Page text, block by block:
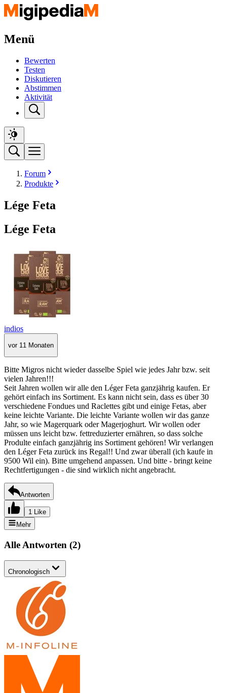
Menü
Bewerten
Testen
Diskutieren
Abstimmen
Aktivität
Forum
Produkte
Lége Feta
Lége Feta
indios
vor 11 Monaten
Bitte Migros nicht wieder dasselbe Spiel wie jedes Jahr bzw. seit
vielen Jahren!!!
Seit Jahren wollen wir alle den Léger Feta ganzjährig kaufen. Er
gehört einfach ins Sortiment. Es kann nicht sein, dass es über 30
verschiedene Fondues und Raclettes gibt und einige Fetas, aber
keine leichte Variante. Die leichte Variante wollen wir das ganze
Jahr, so wie Magerquark oder Magerjoghurt. Wir wollen oder
müssen uns leicht bzw. fettreduzierter ernähren, so dass solche
Produlte einfach ganzjährig ins Sortiment gehören! Wir verlangen
den Léger Feta zurück ins Regal!! Und zwar überall (ich kaufe in
9500 Wil ein). Bitte umgehend anpassen. Und bitte - bringt keine
Rechtfertigungen - die sind wirklich nicht angebracht.
Antworten
1 Like
Mehr
Alle Antworten (2)
Chronologisch